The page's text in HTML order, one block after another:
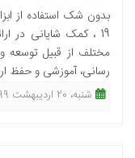
بدون شک استفاده از
19 ، کمک شایانی در
مختلف از قبیل توسعه و
رسانی، آموزشی و حفظ
شنبه، 20 اردیبهشت 1399 - 16:23